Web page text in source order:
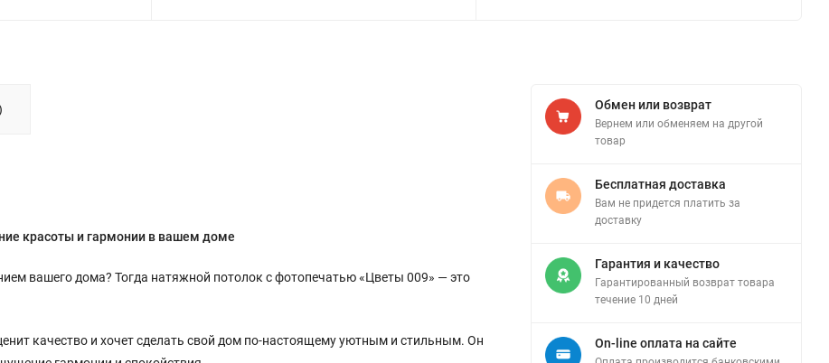
красоты и гармонии в вашем доме
вашего дома? Тогда натяжной потолок с фотопечатью «Цветы 009» — это
качество и хочет сделать свой дом по-настоящему уютным и стильным. Он
Обмен или возврат
Вернем или обменяем на другой
товар
Бесплатная доставка
Вам не придется платить за
доставку
Гарантия и качество
Гарантированный возврат товара
течение 10 дней
On-line оплата на сайте